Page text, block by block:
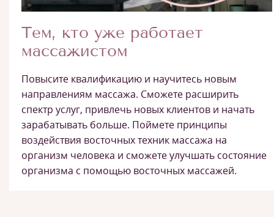
Тем, кто уже работает
массажистом
Повысите квалификацию и научитесь новым
направлениям массажа. Сможете расширить
спектр услуг, привлечь новых клиентов и начать
зарабатывать больше. Поймете принципы
воздействия восточных техник массажа на
организм человека и сможете улучшать состояние
организма с помощью восточных массажей.